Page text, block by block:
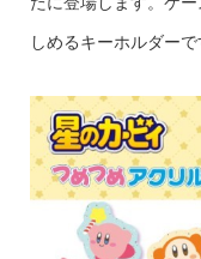
しめるキーホルダーで